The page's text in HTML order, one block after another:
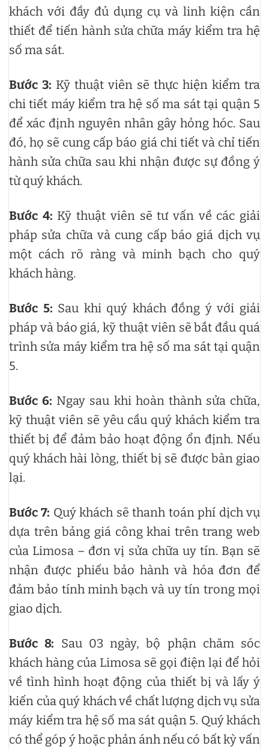
khách với đầy đủ dụng cụ và linh kiện cần
thiết để tiến hành sửa chữa máy kiểm tra hệ
số ma sát.
Bước 3: Kỹ thuật viên sẽ thực hiện kiểm tra
chi tiết máy kiểm tra hệ số ma sát tại quận 5
để xác định nguyên nhân gây hỏng hóc. Sau
đó, họ sẽ cung cấp báo giá chi tiết và chỉ tiến
hành sửa chữa sau khi nhận được sự đồng ý
từ quý khách.
Bước 4: Kỹ thuật viên sẽ tư vấn về các giải
pháp sửa chữa và cung cấp báo giá dịch vụ
một cách rõ ràng và minh bạch cho quý
khách hàng.
Bước 5: Sau khi quý khách đồng ý với giải
pháp và báo giá, kỹ thuật viên sẽ bắt đầu quá
trình sửa máy kiểm tra hệ số ma sát tại quận
5.
Bước 6: Ngay sau khi hoàn thành sửa chữa,
kỹ thuật viên sẽ yêu cầu quý khách kiểm tra
thiết bị để đảm bảo hoạt động ổn định. Nếu
quý khách hài lòng, thiết bị sẽ được bàn giao
lại.
Bước 7: Quý khách sẽ thanh toán phí dịch vụ
dựa trên bảng giá công khai trên trang web
của Limosa – đơn vị sửa chữa uy tín. Bạn sẽ
nhận được phiếu bảo hành và hóa đơn để
đảm bảo tính minh bạch và uy tín trong mọi
giao dịch.
Bước 8: Sau 03 ngày, bộ phận chăm sóc
khách hàng của Limosa sẽ gọi điện lại để hỏi
về tình hình hoạt động của thiết bị và lấy ý
kiến của quý khách về chất lượng dịch vụ sửa
máy kiểm tra hệ số ma sát quận 5. Quý khách
có thể góp ý hoặc phản ánh nếu có bất kỳ vấn